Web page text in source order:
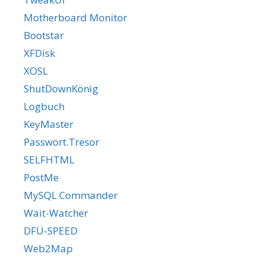
Motherboard Monitor
Bootstar
XFDisk
XOSL
ShutDownKönig
Logbuch
KeyMaster
Passwort.Tresor
SELFHTML
PostMe
MySQL Commander
Wait-Watcher
DFÜ-SPEED
Web2Map